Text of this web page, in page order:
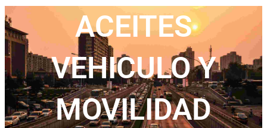
ACEITES
VEHICULO Y
MOVILIDAD